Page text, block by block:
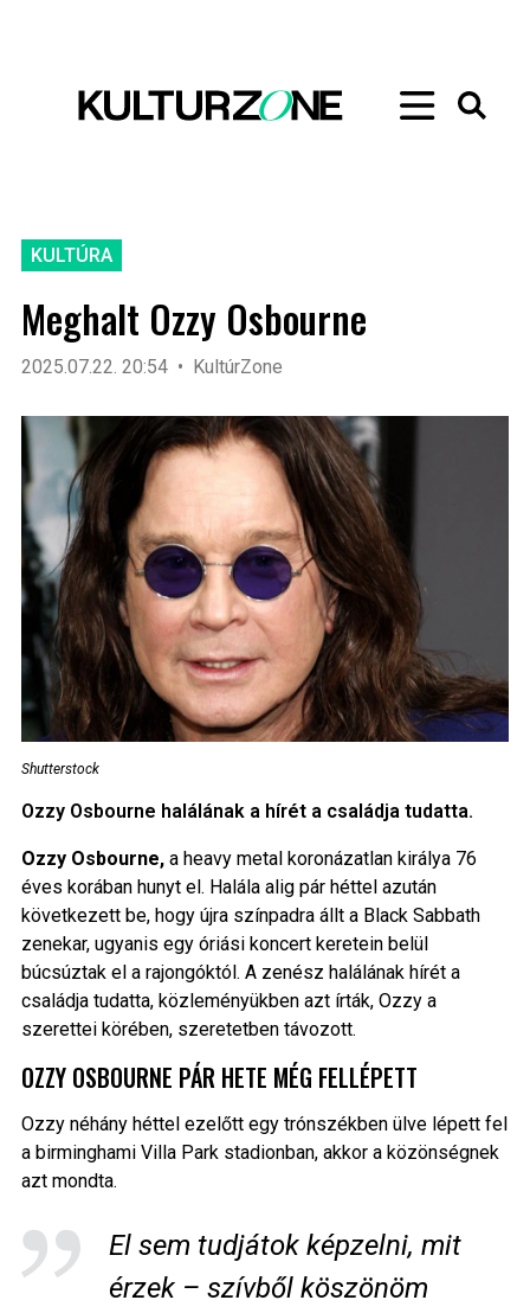
KULTÚRA
Meghalt Ozzy Osbourne
2025.07.22. 20:54 KultúrZone
Shutterstock
Ozzy Osbourne halálának a hírét a családja tudatta.
Ozzy Osbourne, a heavy metal koronázatlan királya 76
éves korában hunyt el. Halála alig pár héttel azután
következett be, hogy újra színpadra állt a Black Sabbath
zenekar, ugyanis egy óriási koncert keretein belül
búcsúztak el a rajongóktól. A zenész halálának hírét a
családja tudatta, közleményükben azt írták, Ozzy a
szerettei körében, szeretetben távozott.
OZZY OSBOURNE PÁR HETE MÉG FELLÉPETT
Ozzy néhány héttel ezelőtt egy trónszékben ülve lépett fel
a birminghami Villa Park stadionban, akkor a közönségnek
azt mondta.
El sem tudjátok képzelni, mit
érzek – szívből köszönöm